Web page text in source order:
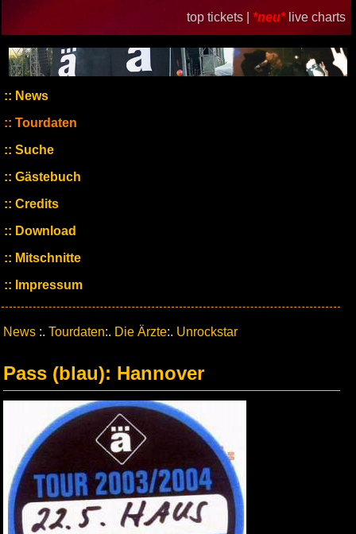
top tickets | *neu* live charts
News
Tourdaten
Suche
Gästebuch
Credits
Download
Mitschnitte
Impressum
News :. Tourdaten:. Die Ärzte:. Unrockstar
Pass (blau): Hannover